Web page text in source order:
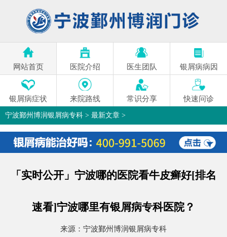
网站首页 医院介绍 医生团队 银屑病病因
银屑病症状 来院路线 常识分享 快速问诊
宁波鄞州博润银屑病专科 > 最新文章 >
「实时公开」宁波哪的医院看牛皮癣好[排名
速看]宁波哪里有银屑病专科医院？
来源： 宁波鄞州博润银屑病专科